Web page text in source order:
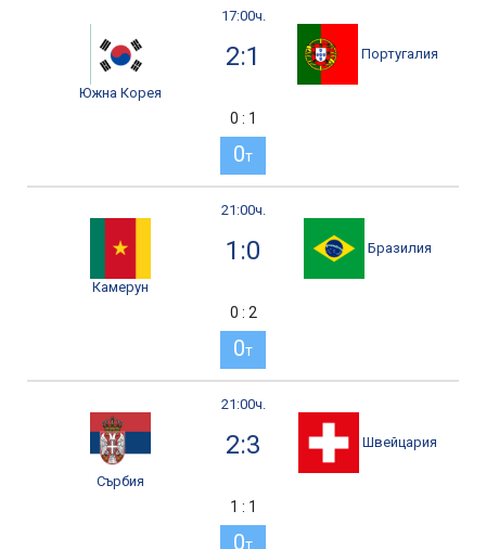
17:00ч.
Южна Корея
2:1 Португалия
0 : 1
0т
21:00ч.
Камерун
1:0 Бразилия
0 : 2
0т
21:00ч.
Сърбия
2:3 Швейцария
1 : 1
0т